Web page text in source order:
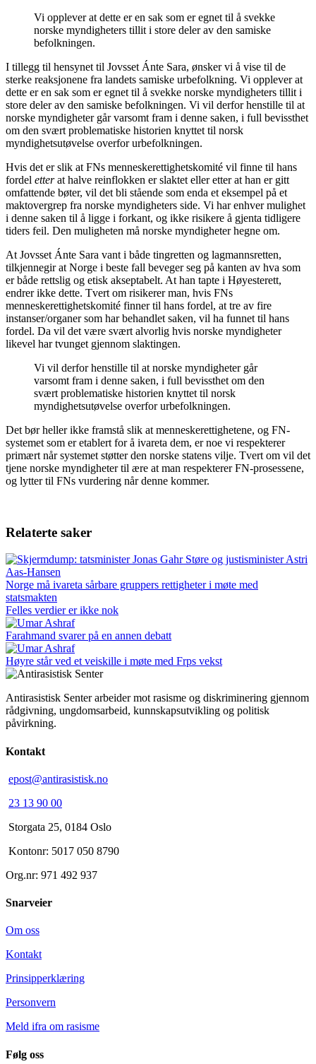
Vi opplever at dette er en sak som er egnet til å svekke
norske myndigheters tillit i store deler av den samiske
befolkningen.
I tillegg til hensynet til Jovsset Ánte Sara, ønsker vi å vise til de
sterke reaksjonene fra landets samiske urbefolkning. Vi opplever at
dette er en sak som er egnet til å svekke norske myndigheters tillit i
store deler av den samiske befolkningen. Vi vil derfor henstille til at
norske myndigheter går varsomt fram i denne saken, i full bevissthet
om den svært problematiske historien knyttet til norsk
myndighetsutøvelse overfor urbefolkningen.
Hvis det er slik at FNs menneskerettighetskomité vil finne til hans
fordel etterat halve reinflokken er slaktet eller etter at han er gitt
omfattende bøter, vil det bli stående som enda et eksempel på et
maktovergrep fra norske myndigheters side. Vi har enhver mulighet
i denne saken til å ligge i forkant, og ikke risikere å gjenta tidligere
tiders feil. Den muligheten må norske myndigheter hegne om.
At Jovsset Ánte Sara vant i både tingretten og lagmannsretten,
tilkjennegir at Norge i beste fall beveger seg på kanten av hva som
er både rettslig og etisk akseptabelt. At han tapte i Høyesterett,
endrer ikke dette. Tvert om risikerer man, hvis FNs
menneskerettighetskomité finner til hans fordel, at tre av fire
instanser/organer som har behandlet saken, vil ha funnet til hans
fordel. Da vil det være svært alvorlig hvis norske myndigheter
likevel har tvunget gjennom slaktingen.
Vi vil derfor henstille til at norske myndigheter går
varsomt fram i denne saken, i full bevissthet om den
svært problematiske historien knyttet til norsk
myndighetsutøvelse overfor urbefolkningen.
Det bør heller ikke framstå slik at menneskerettighetene, og FN-
systemet som er etablert for å ivareta dem, er noe vi respekterer
primært når systemet støtter den norske statens vilje. Tvert om vil det
tjene norske myndigheter til ære at man respekterer FN-prosessene,
og lytter til FNs vurdering når denne kommer.
Relaterte saker
Norge må ivareta sårbare gruppers rettigheter i møte med
statsmakten
Felles verdier er ikke nok
Farahmand svarer på en annen debatt
Høyre står ved et veiskille i møte med Frps vekst
Antirasistisk Senter arbeider mot rasisme og diskriminering gjennom
rådgivning, ungdomsarbeid, kunnskapsutvikling og politisk
påvirkning.
Kontakt
epost@antirasistisk.no
23 13 90 00
Storgata 25, 0184 Oslo
Kontonr: 5017 050 8790
Org.nr: 971 492 937
Snarveier
Om oss
Kontakt
Prinsipperklæring
Personvern
Meld ifra om rasisme
Følg oss